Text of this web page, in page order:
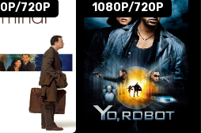
720P 1080P/720P